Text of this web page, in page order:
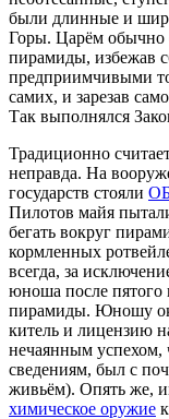
были длинные и
Горы. Царём обычно
пирамиды, избежав
предприимчивыми
самих, и зарезав
Так выполнялся
Традиционно
неправда. На
государств стояли
Пилотов майя
бегать вокруг
кормленных
всегда, за
юноша после пятого
пирамиды. Юношу
китель и лицензию
нечаянным успехом,
сведениям, был с
живьём). Опять же,
химическое оружие